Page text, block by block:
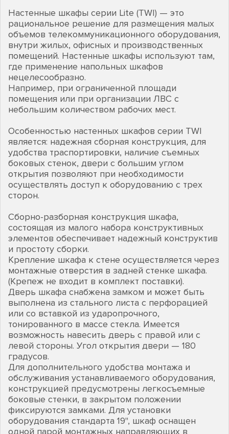
Настенные шкафы серии Lite (TWI) — это
рациональное решение для размещения малых
объемов телекоммуникационного оборудования,
внутри жилых, офисных и производственных
помещений. Настенные шкафы используют там,
где применение напольных шкафов
нецелесообразно.
Например, при ограниченной площади
помещения или при организации ЛВС с
небольшим количеством рабочих мест.
Особенностью настенных шкафов серии TWI
является: надежная сборная конструкция, для
удобства траспортировки, наличие съемных
боковых стенок, двери с большим углом
открытия позволяют при необходимости
осуществлять доступ к оборудованию с трех
сторон.
Сборно-разборная конструкция шкафа,
состоящая из малого набора конструктивных
элементов обеспечивает надежный конструктив
и простоту сборки.
Крепление шкафа к стене осуществляется через
монтажные отверстия в задней стенке шкафа.
(Крепеж не входит в комплект поставки).
Дверь шкафа снабжена замком и может быть
выполнена из стального листа с перфорацией
или со вставкой из ударопрочного,
тонированного в массе стекла. Имеется
возможность навесить дверь с правой или с
левой стороны. Угол открытия двери — 180
градусов.
Для дополнительного удобства монтажа и
обслуживания устанавливаемого оборудования,
конструкцией предусмотрены легкосъемные
боковые стенки, в закрытом положении
фиксируются замками. Для установки
оборудования стандарта 19", шкаф оснащен
одной парой монтажных направляющих в